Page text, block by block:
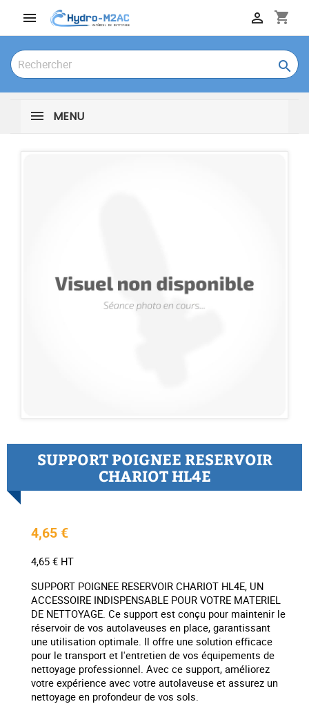
 shopping_cart


MENU
SUPPORT POIGNEE RESERVOIR
CHARIOT HL4E
4,65 €
4,65 € HT
SUPPORT POIGNEE RESERVOIR CHARIOT HL4E, UN
ACCESSOIRE INDISPENSABLE POUR VOTRE MATERIEL
DE NETTOYAGE. Ce support est conçu pour maintenir le
réservoir de vos autolaveuses en place, garantissant
une utilisation optimale. Il offre une solution efficace
pour le transport et l'entretien de vos équipements de
nettoyage professionnel. Avec ce support, améliorez
votre expérience avec votre autolaveuse et assurez un
nettoyage en profondeur de vos sols.